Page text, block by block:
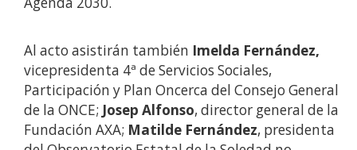
Al acto asistirán también Imelda Fernández,
vicepresidenta 4ª de Servicios Sociales,
Participación y Plan Oncerca del Consejo General
de la ONCE; Josep Alfonso, director general de la
Fundación AXA; Matilde Fernández, presidenta